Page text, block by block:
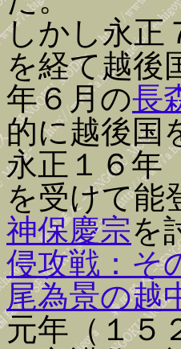
しかし永正
を経て越後
年６月の長
的に越後国
永正１６年
を受けて能
神保慶宗を
侵攻戦：そ
尾為景の越
元年（１５